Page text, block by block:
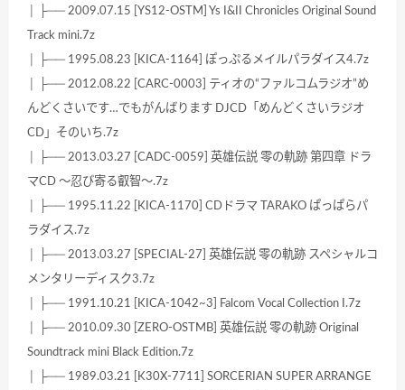
│ ├── 2009.07.15 [YS12-OSTM] Ys I&II Chronicles Original Sound
Track mini.7z
│ ├── 1995.08.23 [KICA-1164] ぽっぷるメイルパラダイス4.7z
│ ├── 2012.08.22 [CARC-0003] ティオの“ファルコムラジオ”め
んどくさいです…でもがんばります DJCD「めんどくさいラジオ
CD」そのいち.7z
│ ├── 2013.03.27 [CADC-0059] 英雄伝説 零の軌跡 第四章 ドラ
マCD ～忍び寄る叡智～.7z
│ ├── 1995.11.22 [KICA-1170] CDドラマ TARAKO ぱっぱらパ
ラダイス.7z
│ ├── 2013.03.27 [SPECIAL-27] 英雄伝説 零の軌跡 スペシャルコ
メンタリーディスク3.7z
│ ├── 1991.10.21 [KICA-1042~3] Falcom Vocal Collection I.7z
│ ├── 2010.09.30 [ZERO-OSTMB] 英雄伝説 零の軌跡 Original
Soundtrack mini Black Edition.7z
│ ├── 1989.03.21 [K30X-7711] SORCERIAN SUPER ARRANGE